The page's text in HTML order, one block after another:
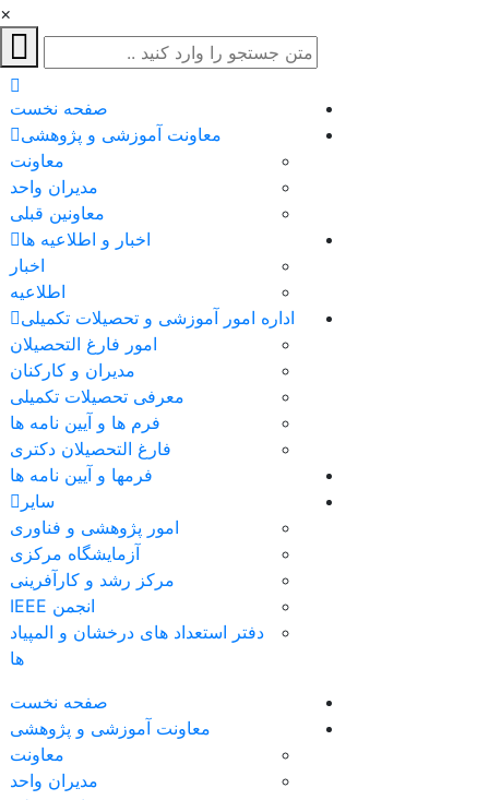
×
صفحه نخست
معاونت آموزشی و پژوهشی
معاونت
مدیران واحد
معاونین قبلی
اخبار و اطلاعیه ها
اخبار
اطلاعیه
اداره امور آموزشی و تحصیلات تکمیلی
امور فارغ التحصیلان
مدیران و کارکنان
معرفی تحصیلات تکمیلی
فرم ها و آیین نامه ها
فارغ التحصیلان دکتری
فرمها و آیین نامه ها
سایر
امور پژوهشی و فناوری
آزمایشگاه مرکزی
مرکز رشد و کارآفرینی
انجمن IEEE
دفتر استعداد های درخشان و المپیاد
ها
صفحه نخست
معاونت آموزشی و پژوهشی
معاونت
مدیران واحد